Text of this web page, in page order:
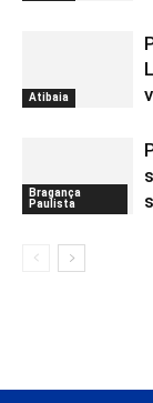
Atibaia
Bragança
Paulista